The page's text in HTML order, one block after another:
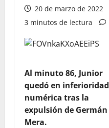
20 de marzo de 2022
3 minutos de lectura
Al minuto 86, Junior
quedó en inferioridad
numérica tras la
expulsión de Germán
Mera.